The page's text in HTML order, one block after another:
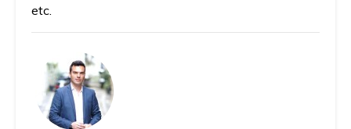
etc.